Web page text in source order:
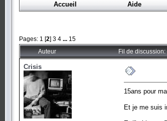
Accueil
Aide
Pages: 1 [2] 3 4 ... 15
Auteur Fil de
Crisis
15ans pour
Et je me suis